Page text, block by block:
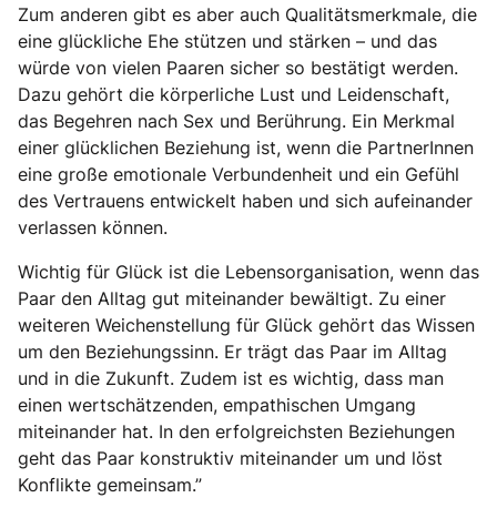
Zum anderen gibt es aber auch Qualitätsmerkmale, die
eine glückliche Ehe stützen und stärken – und das
würde von vielen Paaren sicher so bestätigt werden.
Dazu gehört die körperliche Lust und Leidenschaft,
das Begehren nach Sex und Berührung. Ein Merkmal
einer glücklichen Beziehung ist, wenn die PartnerInnen
eine große emotionale Verbundenheit und ein Gefühl
des Vertrauens entwickelt haben und sich aufeinander
verlassen können.
Wichtig für Glück ist die Lebensorganisation, wenn das
Paar den Alltag gut miteinander bewältigt. Zu einer
weiteren Weichenstellung für Glück gehört das Wissen
um den Beziehungssinn. Er trägt das Paar im Alltag
und in die Zukunft. Zudem ist es wichtig, dass man
einen wertschätzenden, empathischen Umgang
miteinander hat. In den erfolgreichsten Beziehungen
geht das Paar konstruktiv miteinander um und löst
Konflikte gemeinsam.”